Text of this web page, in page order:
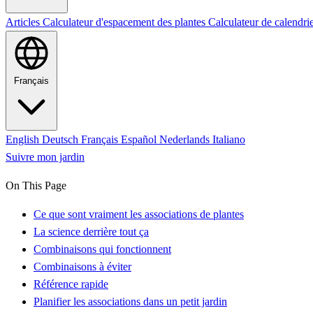
Articles Calculateur d'espacement des plantes Calculateur de
Français
English Deutsch Français Español Nederlands Italiano
Suivre mon jardin
On This Page
Ce que sont vraiment les associations de plantes
La science derrière tout ça
Combinaisons qui fonctionnent
Combinaisons à éviter
Référence rapide
Planifier les associations dans un petit jardin